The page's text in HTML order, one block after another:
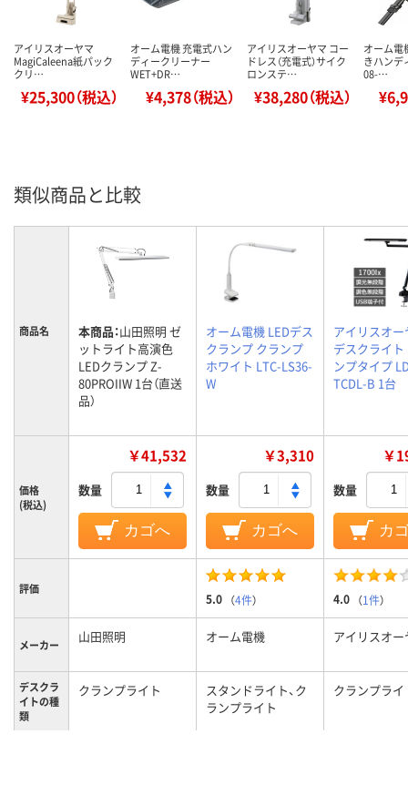
アイリスオーヤマ
MagiCaleena紙パック
クリ…
¥25,300（税込）
オーム電機 充電式ハン
ディークリーナー
WET+DR…
¥4,378（税込）
アイリスオーヤマ コー
ドレス（充電式）サイク
ロンステ…
¥38,280（税込）
オーム電
きハンデ
08-…
類似商品と比較
商品名 本商品：山田照明 ゼ
ットライト高演色
LEDクランプ Z-
80PROIIW 1台（直送
品）
オーム電機 LEDデス
クランプ クランプ
ホワイト LTC-LS36-
W
アイリスオー
デスクライト
ンプタイプ
TCDL-B 1台
価格
(税込)
￥41,532
数量
カゴへ
￥3,310
数量
カゴへ
￥
数量
カ
評価
5.0 （4件） 4.0 （1件）
メーカー 山田照明 オーム電機 アイリスオー
デスクラ
イトの種
類
クランプライト
スタンドライト、ク
ランプライト
クランプライ